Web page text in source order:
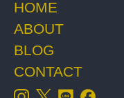
HOME
ABOUT
BLOG
CONTACT